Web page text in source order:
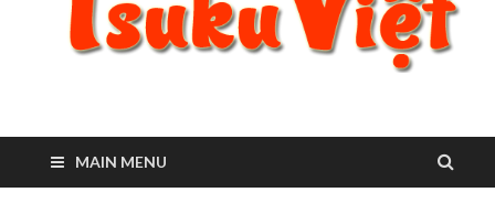
Tsuku Việt – Cuộc sống
ở thành phố Tsukuba
MAIN MENU